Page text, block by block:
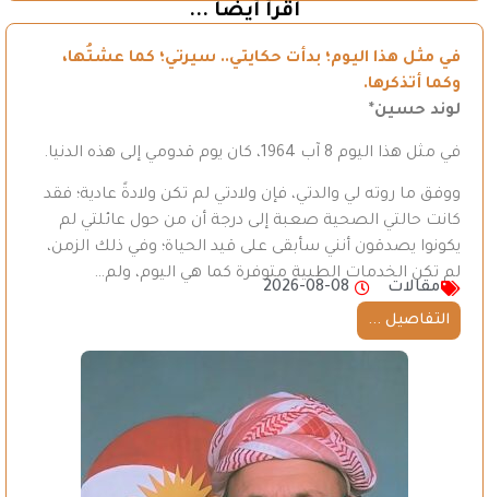
اقرأ أيضاً ...
في مثل هذا اليوم؛ بدأت حكايتي.. سيرتي؛ كما عشتُها،
وكما أتذكرها.
لوند حسين*
في مثل هذا اليوم 8 آب 1964، كان يوم قدومي إلى هذه الدنيا.
ووفق ما روته لي والدتي، فإن ولادتي لم تكن ولادةً عادية؛ فقد
كانت حالتي الصحية صعبة إلى درجة أن من حول عائلتي لم
يكونوا يصدقون أنني سأبقى على قيد الحياة؛ وفي ذلك الزمن،
لم تكن الخدمات الطبية متوفرة كما هي اليوم، ولم…
مقالات
2026-08-08
التفاصيل ...